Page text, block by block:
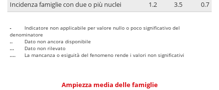
Incidenza famiglie con due o più nuclei
1.2 3.5 0.7
-
Indicatore non applicabile per valore nullo o poco significativo del
denominatore
..
Dato non ancora disponibile
...
Dato non rilevato
....
La mancanza o esiguità del fenomeno rende i valori non significativi
Ampiezza media delle famiglie